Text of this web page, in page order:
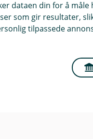
dataen din for å
som gir resultater,
tilpassede